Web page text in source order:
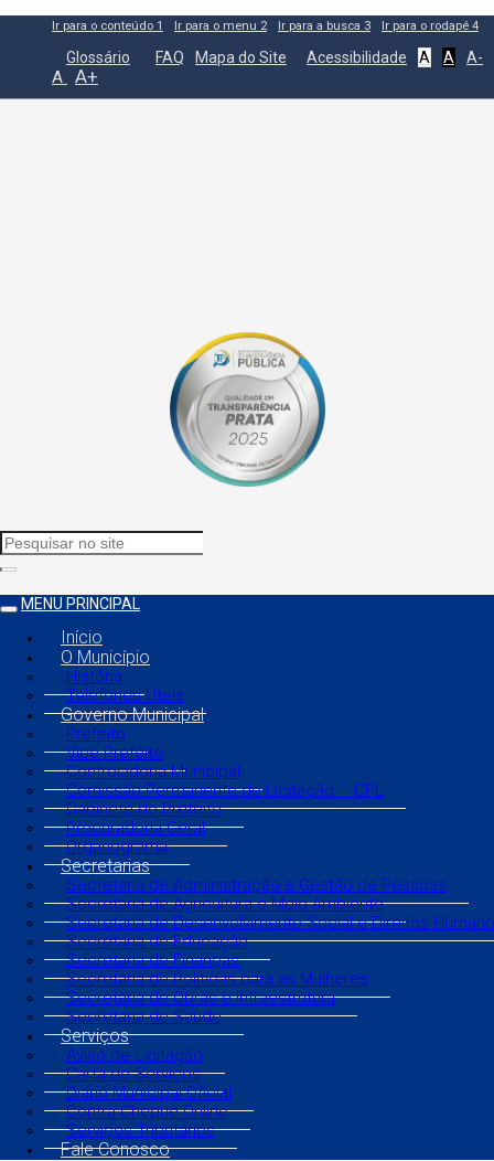
Ir para o conteúdo 1 Ir para o menu 2 Ir para a busca 3 Ir para o rodapé 4
Glossário FAQ Mapa do Site Acessibilidade A A A-
A A+
MENU PRINCIPAL
Início
O Município
História
Telefones Úteis
Governo Municipal
Prefeito
Vice Prefeito
Controladoria Municipal
Comissão Permanente de Licitação – CPL
Gabinete do Prefeito
Procuradoria Geral
Organograma
Secretarias
Secretaria de Administração e Gestão de Pessoas
Secretaria de Agricultura e Meio Ambiente
Secretaria de Desenvolvimento Social e Direitos
Secretaria de Educação
Secretaria de Finanças
Secretaria de Políticas para as Mulheres
Secretaria de Obras e Infraestrutura
Secretaria de Saúde
Serviços
Aviso de Licitação
Carta de Serviços
Diário Municipal Oficial
Contra Cheque Online
Serviços Tributários
Fale Conosco